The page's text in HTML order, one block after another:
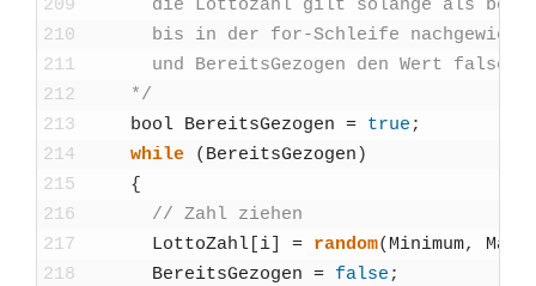
209
210
211
212
213
214
215
216
217
218
die Lot­to­zahl gilt solan­ge als
bis in der for-Schlei­fe
und Bereit­sGe­zo­gen den Wert fal­se
*/
bool Bereit­sGe­zo­gen = true ;
while
( Bereit­sGe­zo­gen )
{
// Zahl zie­hen
Lot­to­Zahl i = ran­dom( Mini­mum,
Bereit­sGe­zo­gen = fal­se ;